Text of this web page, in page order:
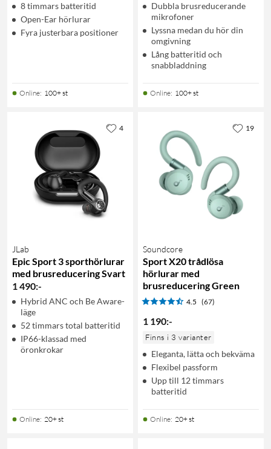
8 timmars batteritid
Open-Ear hörlurar
Fyra justerbara positioner
Online: 100+ st
Dubbla brusreducerande
mikrofoner
Lyssna medan du hör din
omgivning
Lång batteritid och
snabbladdning
Online: 100+ st
JLab
Epic Sport 3 sporthörlurar
med brusreducering Svart
1 490:-
Hybrid ANC och Be Aware-
läge
52 timmars total batteritid
IP66-klassad med
öronkrokar
Online: 20+ st
4
Soundcore
Sport X20 trådlösa
hörlurar med
brusreducering Green
4.5 (67)
1 190:-
Finns i 3 varianter
Eleganta, lätta och bekväma
Flexibel passform
Upp till 12 timmars
batteritid
Online: 20+ st
19